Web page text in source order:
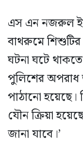
এস এন নজরুল
বাথরুমে
ঘটনা ঘটে
পুলিশের অপরাধ
পাঠানো
যৌন ক্রিয়া
জানা যাবে।’